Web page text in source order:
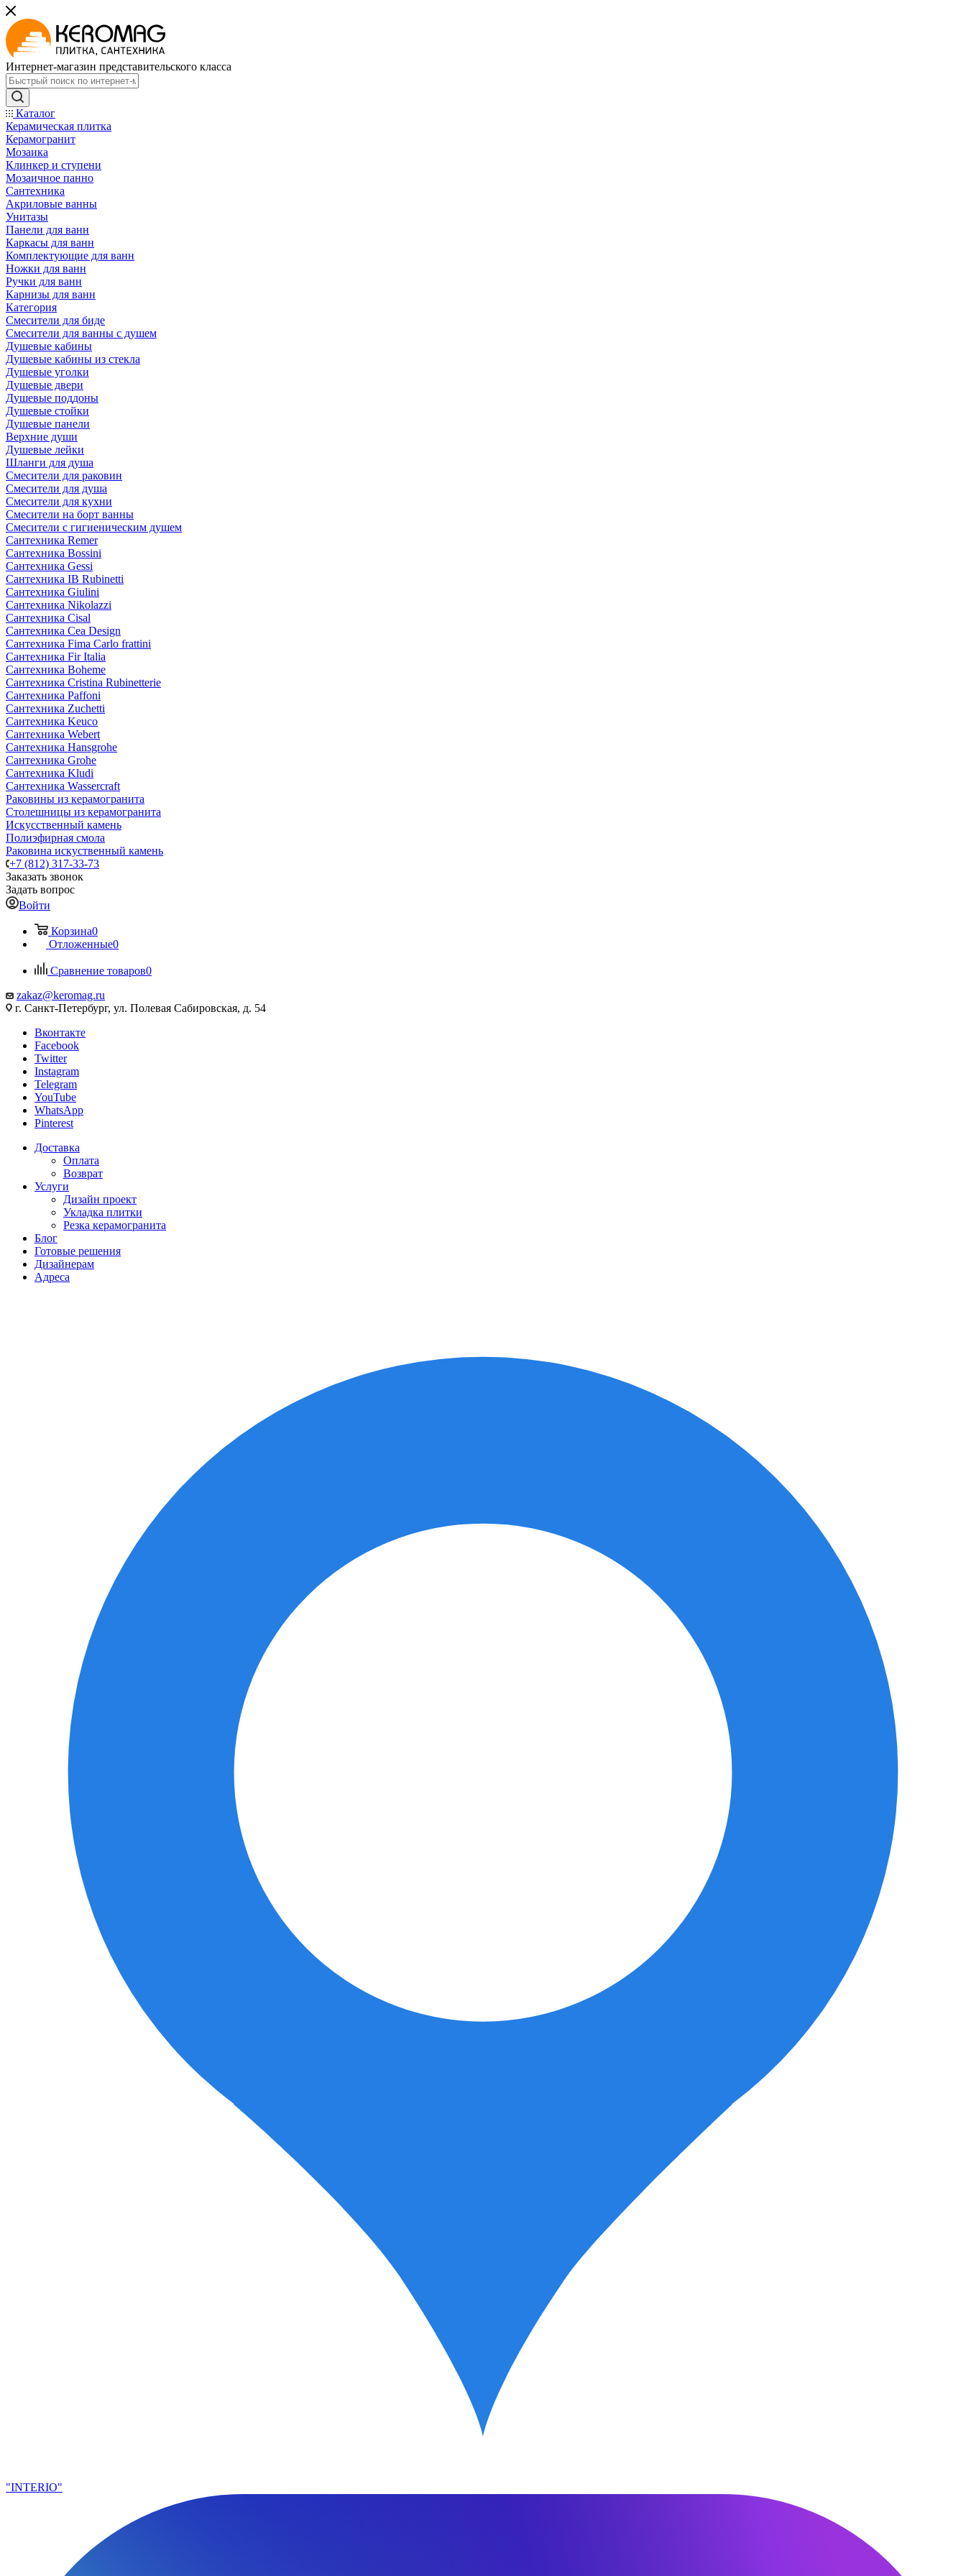
Интернет-магазин представительского класса
Каталог
Керамическая плитка
Керамогранит
Мозаика
Клинкер и ступени
Мозаичное панно
Сантехника
Акриловые ванны
Унитазы
Панели для ванн
Каркасы для ванн
Комплектующие для ванн
Ножки для ванн
Ручки для ванн
Карнизы для ванн
Категория
Смесители для биде
Смесители для ванны с душем
Душевые кабины
Душевые кабины из стекла
Душевые уголки
Душевые двери
Душевые поддоны
Душевые стойки
Душевые панели
Верхние души
Душевые лейки
Шланги для душа
Смесители для раковин
Смесители для душа
Смесители для кухни
Смесители на борт ванны
Смесители с гигиеническим душем
Сантехника Remer
Сантехника Bossini
Сантехника Gessi
Сантехника IB Rubinetti
Сантехника Giulini
Сантехника Nikolazzi
Сантехника Cisal
Сантехника Cea Design
Сантехника Fima Carlo frattini
Сантехника Fir Italia
Сантехника Boheme
Сантехника Cristina Rubinetterie
Сантехника Paffoni
Сантехника Zuchetti
Сантехника Keuco
Сантехника Webert
Сантехника Hansgrohe
Сантехника Grohe
Сантехника Kludi
Сантехника Wassercraft
Раковины из керамогранита
Столешницы из керамогранита
Искусственный камень
Полиэфирная смола
Раковина искуственный камень
+7 (812) 317-33-73
Заказать звонок
Задать вопрос
Войти
Корзина0
Отложенные0
Сравнение товаров0
zakaz@keromag.ru
г. Санкт-Петербург, ул. Полевая Сабировская, д. 54
Вконтакте
Facebook
Twitter
Instagram
Telegram
YouTube
WhatsApp
Pinterest
Доставка
Оплата
Возврат
Услуги
Дизайн проект
Укладка плитки
Резка керамогранита
Блог
Готовые решения
Дизайнерам
Адреса
"INTERIO"